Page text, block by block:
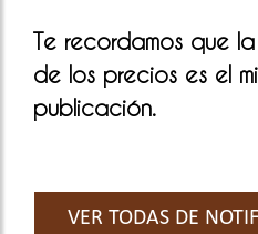
Te recordamos que
de los precios es el
publicación.
VER TODAS DE